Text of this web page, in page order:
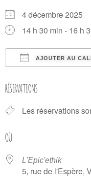
4 décembre 2025
14 h 30 min - 16 h
AJOUTER AU
RÉSERVATIONS
Les réservations
OÙ
L'Epic'ethik
5, rue de l'Espère,